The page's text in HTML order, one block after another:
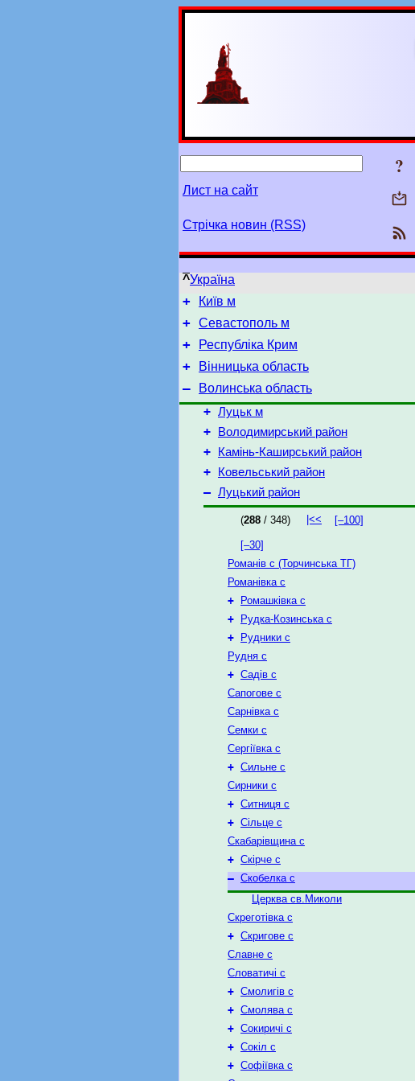
?
Лист на сайт
Стрічка новин (RSS)
^Україна
+ Київ м
+ Севастополь м
+ Республіка Крим
+ Вінницька область
–
Волинська область
+ Луцьк м
+ Володимирський район
+ Камінь-Каширський район
+ Ковельський район
– Луцький район
(288 / 348) |<< [–100]
[–30]
Романів с (Торчинська ТГ)
Романівка с
+
Ромашківка с
+
Рудка-Козинська с
+
Рудники с
Рудня с
+ Садів с
Сапогове с
Сарнівка с
Семки с
Сергіївка с
+ Сильне с
Сирники с
+ Ситниця с
+ Сільце с
Скабарівщина с
+ Скірче с
– Скобелка с
Церква св.Миколи
Скреготівка с
+ Скригове с
Славне с
Словатичі с
+ Смолигів с
+ Смолява с
+ Сокиричі с
+ Сокіл с
+ Софіївка с